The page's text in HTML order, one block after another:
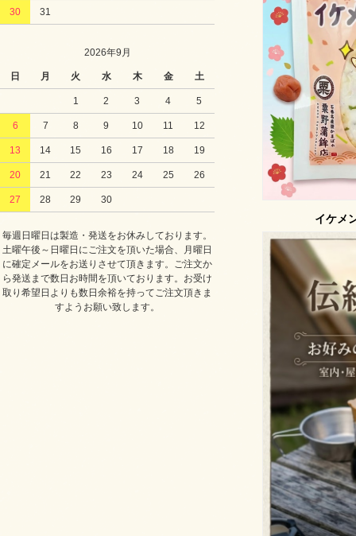
30 31
2026年9月
日 月 火 水 木 金 土
1 2 3 4 5
6 7 8 9 10 11 12
13 14 15 16 17 18 19
20 21 22 23 24 25 26
27 28 29 30
毎週日曜日は製造・発送をお休みしております。
土曜午後～日曜日にご注文を頂いた場合、月曜日
に確定メールをお送りさせて頂きます。ご注文か
ら発送まで数日お時間を頂いております。お受け
取り希望日よりも数日余裕を持ってご注文頂きま
すようお願い致します。
イケメ